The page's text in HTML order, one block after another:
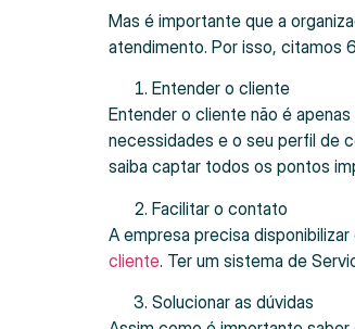
Mas é importante que a
atendimento. Por isso, citamos
Entender o cliente
Entender o cliente não é
necessidades e o seu perfil de
saiba captar todos os pontos
Facilitar o contato
A empresa precisa
cliente. Ter um sistema de
Solucionar as dúvidas